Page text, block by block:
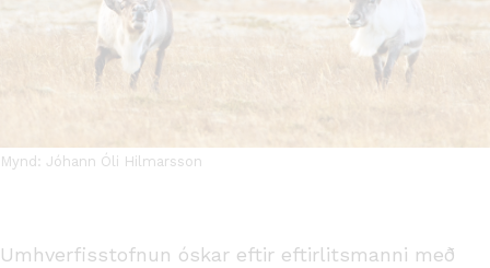
Mynd: Jóhann Óli Hilmarsson
Umhverfisstofnun óskar eftir eftirlitsmanni með